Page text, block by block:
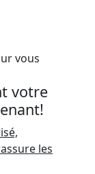
vous
votre
les